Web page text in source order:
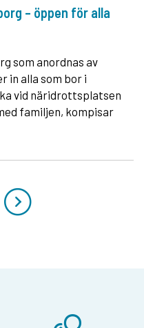
– öppen för alla
som anordnas av
in alla som bor i
vid näridrottsplatsen
familjen, kompisar